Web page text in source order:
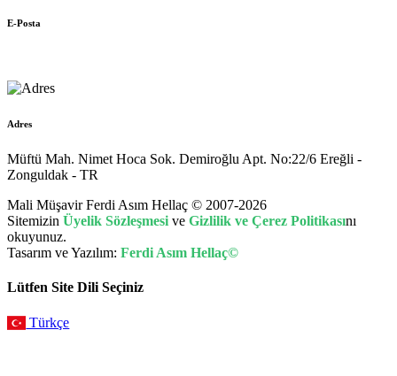
E-Posta
Adres
Müftü Mah. Nimet Hoca Sok. Demiroğlu Apt. No:22/6 Ereğli -
Zonguldak - TR
Mali Müşavir Ferdi Asım Hellaç © 2007-2026
Sitemizin Üyelik Sözleşmesi ve Gizlilik ve Çerez Politikasını
okuyunuz.
Tasarım ve Yazılım: Ferdi Asım Hellaç©
Lütfen Site Dili Seçiniz
Türkçe